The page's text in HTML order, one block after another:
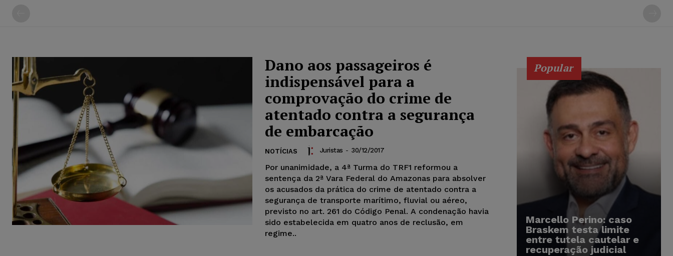
Dano aos passageiros é
indispensável para a
comprovação do crime de
atentado contra a segurança
de embarcação
NOTÍCIAS Juristas - 30/12/2017
Por unanimidade, a 4ª Turma do TRF1 reformou a
sentença da 2ª Vara Federal do Amazonas para absolver
os acusados da prática do crime de atentado contra a
segurança de transporte marítimo, fluvial ou aéreo,
previsto no art. 261 do Código Penal. A condenação havia
sido estabelecida em quatro anos de reclusão, em
regime..
Popular
Marcello Perino: caso
Braskem testa limite
entre tutela cautelar e
recuperação judicial